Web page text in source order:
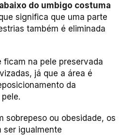
do umbigo costuma
significa que uma parte
também é eliminada
ficam na pele preservada
já que a área é
da
sobrepeso ou obesidade, os
ser igualmente